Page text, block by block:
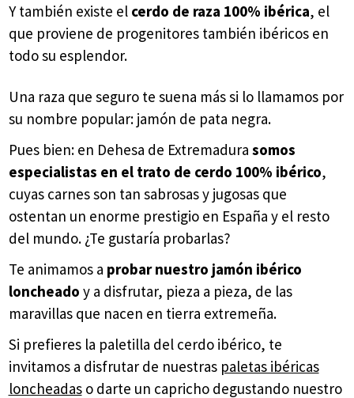
Y también existe el cerdo de raza 100% ibérica, el
que proviene de progenitores también ibéricos en
todo su esplendor.
Una raza que seguro te suena más si lo llamamos por
su nombre popular: jamón de pata negra.
Pues bien: en Dehesa de Extremadura somos
especialistas en el trato de cerdo 100% ibérico,
cuyas carnes son tan sabrosas y jugosas que
ostentan un enorme prestigio en España y el resto
del mundo. ¿Te gustaría probarlas?
Te animamos a probar nuestro jamón ibérico
loncheado y a disfrutar, pieza a pieza, de las
maravillas que nacen en tierra extremeña.
Si prefieres la paletilla del cerdo ibérico, te
invitamos a disfrutar de nuestras paletas ibéricas
loncheadaso darte un capricho degustando nuestro